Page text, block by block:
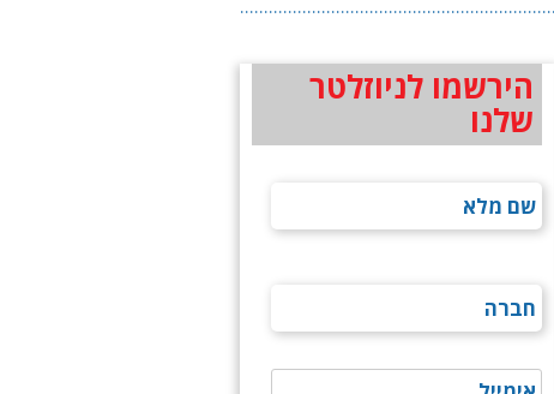
הירשמו לניוזלטר
שלנו